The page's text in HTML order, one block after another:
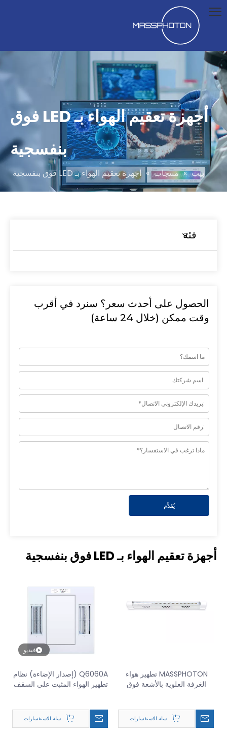
أجهزة تعقيم الهواء بـ LED فوق
بنفسجية
بيت » منتجات » أجهزة تعقيم الهواء بـ LED فوق بنفسجية
فئة
الحصول على أحدث سعر؟ سنرد في أقرب
وقت ممكن (خلال 24 ساعة)
يُقدِّم
أجهزة تعقيم الهواء بـ LED فوق بنفسجية
MASSPHOTON تطهير هواء
الغرفة العلوية بالأشعة فوق
سلة الاستفسارات
فيديو
Q6060A (إصدار الإضاءة) نظام
تطهير الهواء المثبت على السقف
سلة الاستفسارات